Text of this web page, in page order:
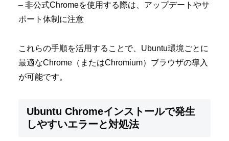
– 非公式Chromeを使用する際は、アップデートやサ
ポート体制に注意
これらの手順を活用することで、Ubuntu環境ごとに
最適なChrome（またはChromium）ブラウザの導入
が可能です。
Ubuntu Chromeインストールで発生
しやすいエラーと対処法